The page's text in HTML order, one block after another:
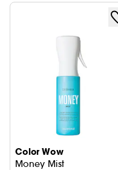
Color Wow
Money Mist